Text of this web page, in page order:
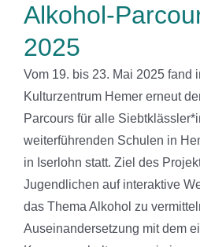
Alkohol-
2025
Vom 19. bis 23. Mai 2025 fand
Kulturzentrum Hemer erneut
Parcours für alle
weiterführenden Schulen in
in Iserlohn statt. Ziel des
Jugendlichen auf interaktive
das Thema Alkohol zu
Auseinandersetzung mit dem